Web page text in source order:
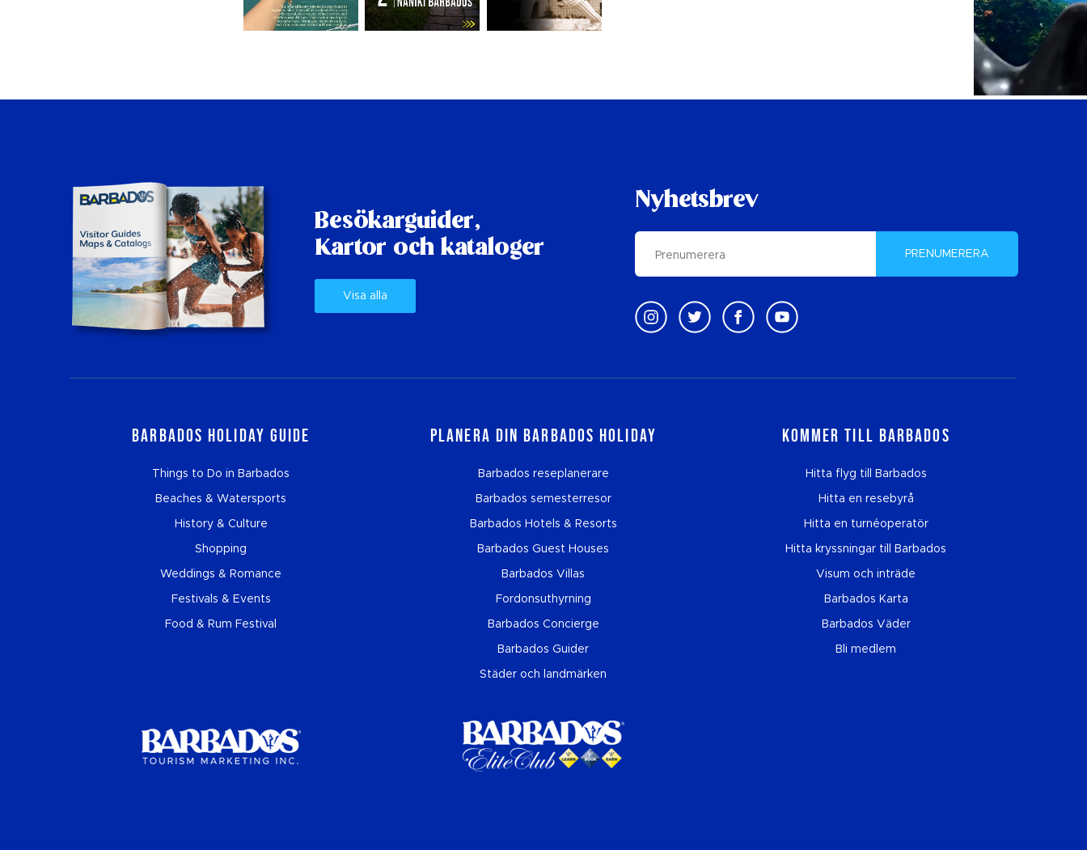
Besökarguider,
Kartor och kataloger
Visa alla
Nyhetsbrev
PRENUMERERA
Barbados Holiday Guide
Things to Do in Barbados
Beaches & Watersports
History & Culture
Shopping
Weddings & Romance
Festivals & Events
Food & Rum Festival
Planera din Barbados Holiday
Barbados reseplanerare
Barbados semesterresor
Barbados Hotels & Resorts
Barbados Guest Houses
Barbados Villas
Fordonsuthyrning
Barbados Concierge
Barbados Guider
Städer och landmärken
Kommer till Barbados
Hitta flyg till Barbados
Hitta en resebyrå
Hitta en turnéoperatör
Hitta kryssningar till Barbados
Visum och inträde
Barbados Karta
Barbados Väder
Bli medlem